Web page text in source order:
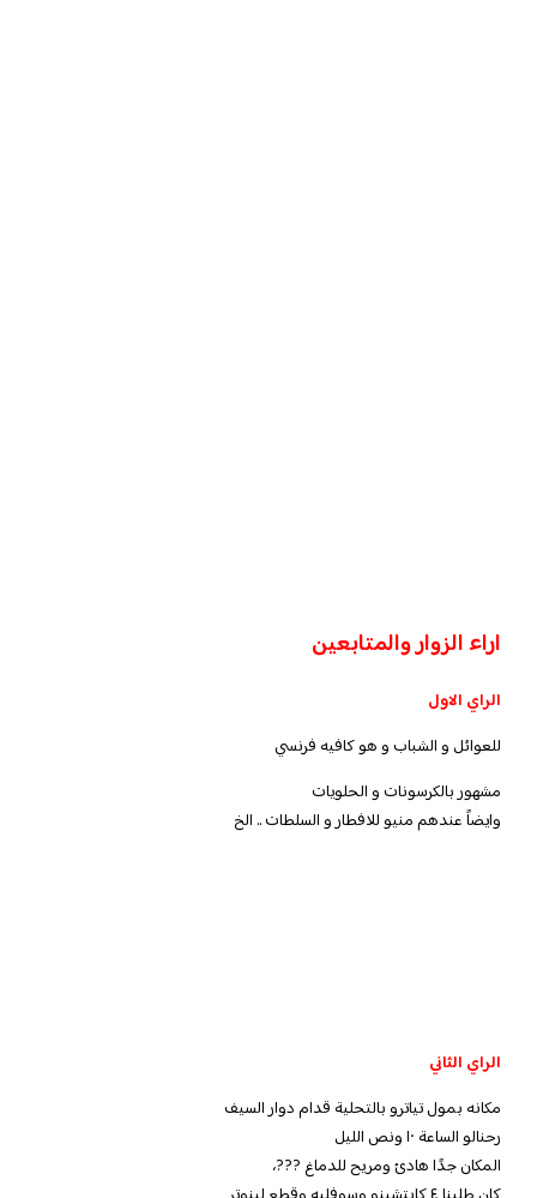
اراء الزوار والمتابعين
الراي الاول
للعوائل و الشباب و هو كافيه فرنسي
مشهور بالكرسونات و الحلويات
وايضاً عندهم منيو للافطار و السلطات .. الخ
الراي الثاني
مكانه بمول تياترو بالتحلية قدام دوار السيف
رحنالو الساعة ١٠ ونص الليل
المكان جدًا هادئ ومريح للدماغ ???،